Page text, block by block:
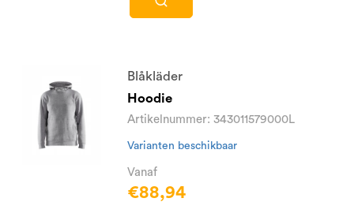
Blåkläder
Hoodie
Artikelnummer: 343011579000L
Varianten beschikbaar
Vanaf
€88,94